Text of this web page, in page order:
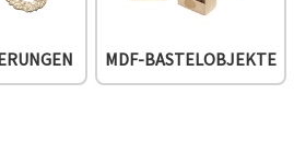
MDF-BASTELOBJEKTE